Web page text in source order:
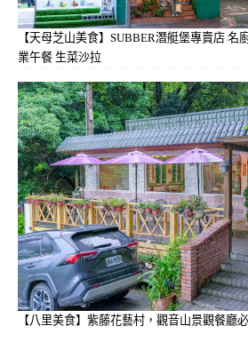
【天母芝山美食】SUBBER潛艇堡專賣店 名
業午餐 生菜沙拉
【八里美食】紫藤花藝村，觀音山景觀餐廳